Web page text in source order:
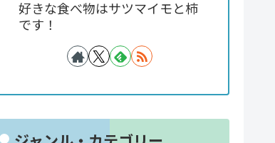
好きな食べ物はサツマイモと柿
です！